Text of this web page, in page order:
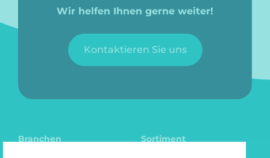
Wir helfen Ihnen gerne weiter!
Kontaktieren Sie uns
Branchen
Sortiment